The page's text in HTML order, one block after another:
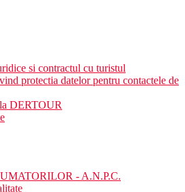
si contractul cu turistul
protectia datelor pentru contactele de
DERTOUR
- A.N.P.C.